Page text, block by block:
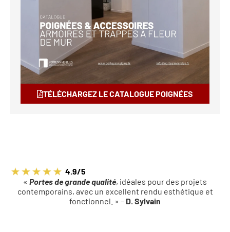
TÉLÉCHARGEZ LE CATALOGUE POIGNÉES
4.9/5
« Portes de grande qualité, idéales pour des projets
contemporains, avec un excellent rendu esthétique et
fonctionnel. » – D. Sylvain